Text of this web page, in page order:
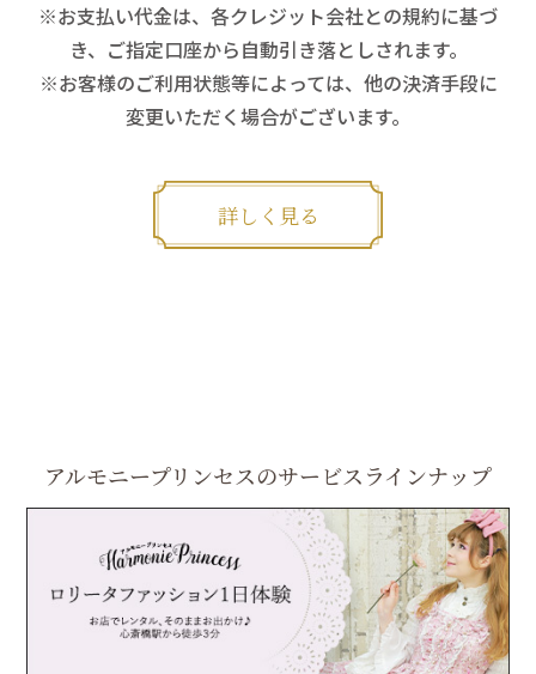
※お支払い代金は、各クレジット会社との規約に基づ
き、ご指定口座から自動引き落としされます。
※お客様のご利用状態等によっては、他の決済手段に
変更いただく場合がございます。
詳しく見る
アルモニープリンセスのサービスラインナップ